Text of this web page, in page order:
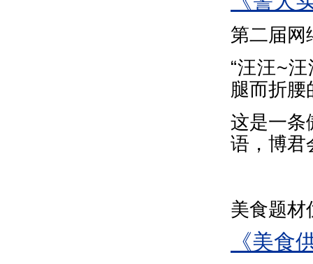
第二届网
“汪汪~
腿而折腰
这是一条
语，博君
美食题材
《美食